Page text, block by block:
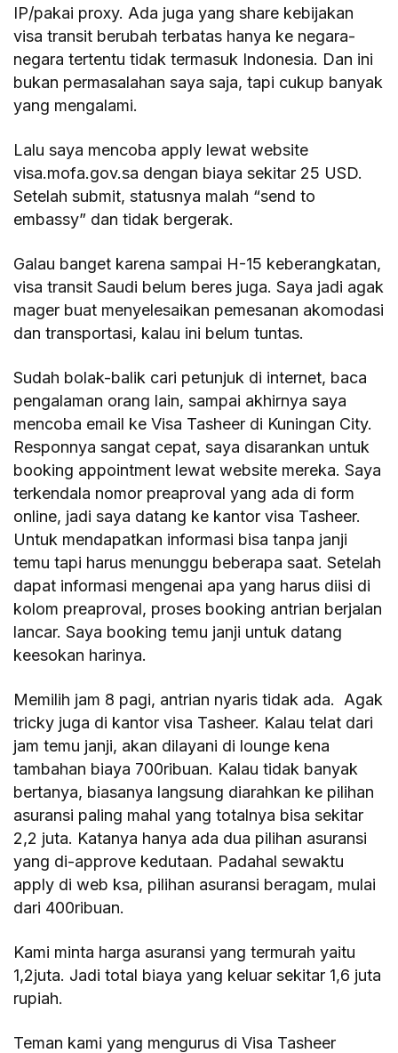
IP/pakai proxy. Ada juga yang share kebijakan
visa transit berubah terbatas hanya ke negara-
negara tertentu tidak termasuk Indonesia. Dan ini
bukan permasalahan saya saja, tapi cukup banyak
yang mengalami.
Lalu saya mencoba apply lewat website
visa.mofa.gov.sa dengan biaya sekitar 25 USD.
Setelah submit, statusnya malah “send to
embassy” dan tidak bergerak.
Galau banget karena sampai H-15 keberangkatan,
visa transit Saudi belum beres juga. Saya jadi agak
mager buat menyelesaikan pemesanan akomodasi
dan transportasi, kalau ini belum tuntas.
Sudah bolak-balik cari petunjuk di internet, baca
pengalaman orang lain, sampai akhirnya saya
mencoba email ke Visa Tasheer di Kuningan City.
Responnya sangat cepat, saya disarankan untuk
booking appointment lewat website mereka. Saya
terkendala nomor preaproval yang ada di form
online, jadi saya datang ke kantor visa Tasheer.
Untuk mendapatkan informasi bisa tanpa janji
temu tapi harus menunggu beberapa saat. Setelah
dapat informasi mengenai apa yang harus diisi di
kolom preaproval, proses booking antrian berjalan
lancar. Saya booking temu janji untuk datang
keesokan harinya.
Memilih jam 8 pagi, antrian nyaris tidak ada. Agak
tricky juga di kantor visa Tasheer. Kalau telat dari
jam temu janji, akan dilayani di lounge kena
tambahan biaya 700ribuan. Kalau tidak banyak
bertanya, biasanya langsung diarahkan ke pilihan
asuransi paling mahal yang totalnya bisa sekitar
2,2 juta. Katanya hanya ada dua pilihan asuransi
yang di-approve kedutaan. Padahal sewaktu
apply di web ksa, pilihan asuransi beragam, mulai
dari 400ribuan.
Kami minta harga asuransi yang termurah yaitu
1,2juta. Jadi total biaya yang keluar sekitar 1,6 juta
rupiah.
Teman kami yang mengurus di Visa Tasheer